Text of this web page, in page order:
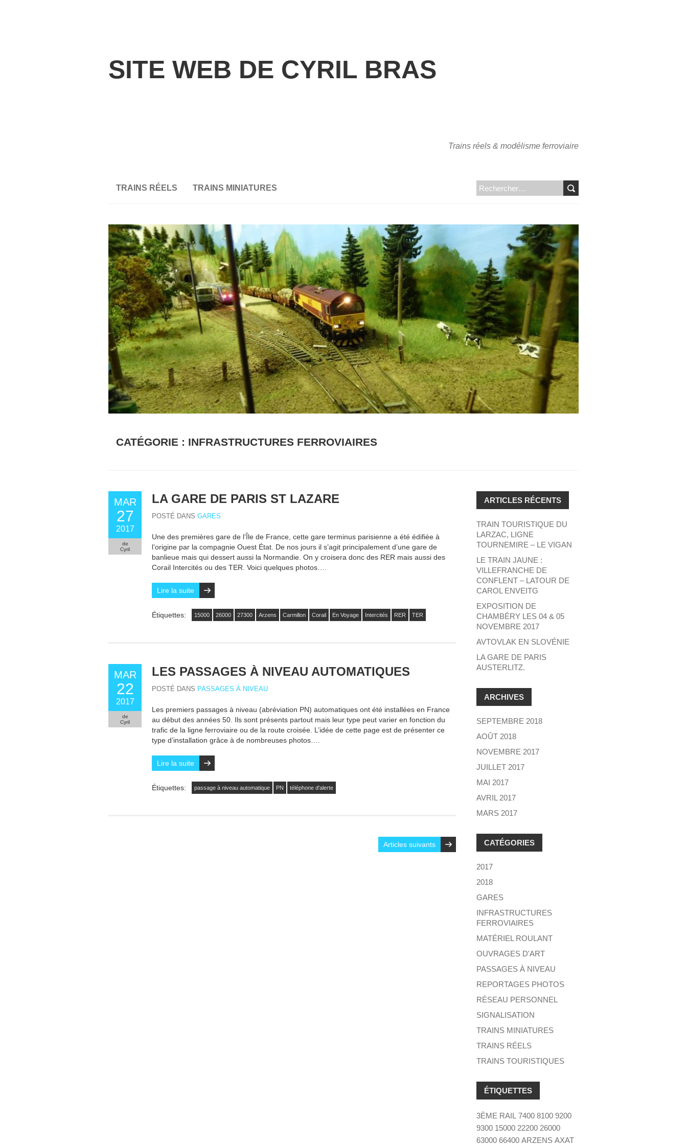
SITE WEB DE CYRIL BRAS
Trains réels & modélisme ferroviaire
TRAINS RÉELS TRAINS MINIATURES RECHERCHER :
CATÉGORIE : INFRASTRUCTURES FERROVIAIRES
MAR
27
2017
de
Cyril
LA GARE DE PARIS ST LAZARE
POSTÉ DANS GARES
Une des premières gare de l’Île de France, cette gare terminus parisienne a été édifiée à
l’origine par la compagnie Ouest État. De nos jours il s’agit principalement d’une gare de
banlieue mais qui dessert aussi la Normandie. On y croisera donc des RER mais aussi des
Corail Intercités ou des TER. Voici quelques photos….
Lire la suite
Étiquettes: 15000 26000 27300 Arzens Carmillon Corail En Voyage Intercités RER TER
MAR
22
2017
de
Cyril
LES PASSAGES À NIVEAU AUTOMATIQUES
POSTÉ DANS PASSAGES À NIVEAU
Les premiers passages à niveau (abréviation PN) automatiques ont été installées en France
au début des années 50. Ils sont présents partout mais leur type peut varier en fonction du
trafic de la ligne ferroviaire ou de la route croisée. L’idée de cette page est de présenter ce
type d’installation grâce à de nombreuses photos….
Lire la suite
Étiquettes: passage à niveau automatique PN téléphone d'alerte
Articles suivants
ARTICLES RÉCENTS
TRAIN TOURISTIQUE DU
LARZAC, LIGNE
TOURNEMIRE – LE VIGAN
LE TRAIN JAUNE :
VILLEFRANCHE DE
CONFLENT – LATOUR DE
CAROL ENVEITG
EXPOSITION DE
CHAMBÉRY LES 04 & 05
NOVEMBRE 2017
AVTOVLAK EN SLOVÉNIE
LA GARE DE PARIS
AUSTERLITZ.
ARCHIVES
SEPTEMBRE 2018
AOÛT 2018
NOVEMBRE 2017
JUILLET 2017
MAI 2017
AVRIL 2017
MARS 2017
CATÉGORIES
2017
2018
GARES
INFRASTRUCTURES
FERROVIAIRES
MATÉRIEL ROULANT
OUVRAGES D'ART
PASSAGES À NIVEAU
REPORTAGES PHOTOS
RÉSEAU PERSONNEL
SIGNALISATION
TRAINS MINIATURES
TRAINS RÉELS
TRAINS TOURISTIQUES
ÉTIQUETTES
3ÈME RAIL 7400 8100 9200
9300 15000 22200 26000
63000 66400 ARZENS AXAT